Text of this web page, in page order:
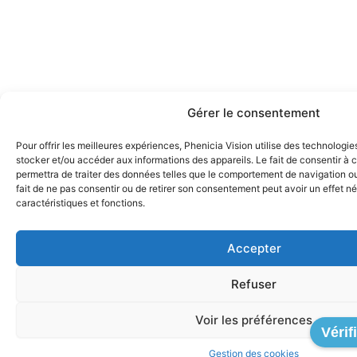
Gérer le consentement
Pour offrir les meilleures expériences, Phenicia Vision utilise des
stocker et/ou accéder aux informations des appareils. Le fait de consentir à
permettra de traiter des données telles que le comportement de navigation
fait de ne pas consentir ou de retirer son consentement peut avoir un effet
caractéristiques et fonctions.
Accepter
Refuser
Voir les préférences
Gestion des cookies